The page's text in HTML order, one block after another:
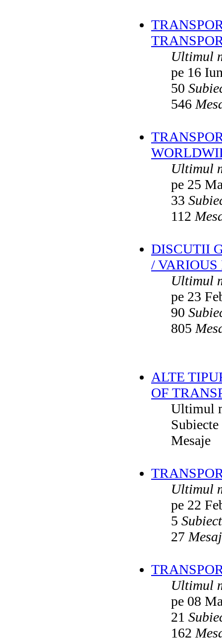
Ultimul
pe 16
50
546
Ultimul
pe 25
33
112
DISCUTII
/ VARIOUS
Ultimul
pe 23
90
805
ALTE
OF
Ultimul
Subiecte
Mesaje
Ultimul
pe 22
5
27
Ultimul
pe 08
21
162